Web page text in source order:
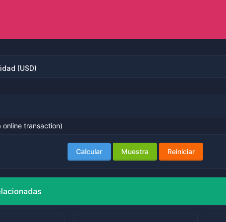
(USD)
Calcular Muestra Reiniciar